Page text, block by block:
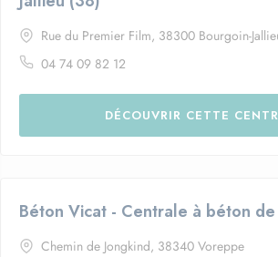
Rue du Premier Film, 38300 Bourgoin-
04 74 09 82 12
DÉCOUVRIR CETTE
Béton Vicat - Centrale à béton
Chemin de Jongkind, 38340 Voreppe